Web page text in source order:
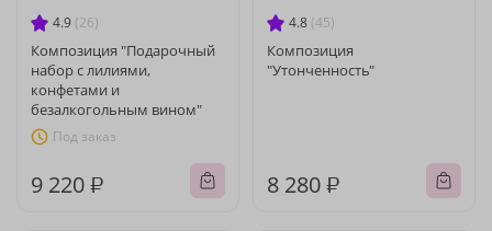
4.9 (26)
Композиция "Подарочный
набор с лилиями,
конфетами и
безалкогольным вином"
Под заказ
9 220 ₽
4.8 (45)
Композиция
"Утонченность"
8 280 ₽